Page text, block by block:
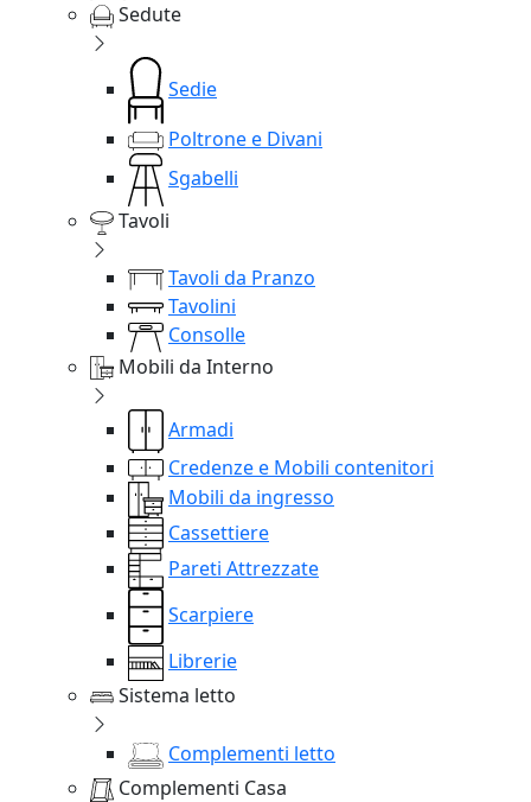
Sedute
Sedie
Poltrone e Divani
Sgabelli
Tavoli
Tavoli da Pranzo
Tavolini
Consolle
Mobili da Interno
Armadi
Credenze e Mobili contenitori
Mobili da ingresso
Cassettiere
Pareti Attrezzate
Scarpiere
Librerie
Sistema letto
Complementi letto
Complementi Casa